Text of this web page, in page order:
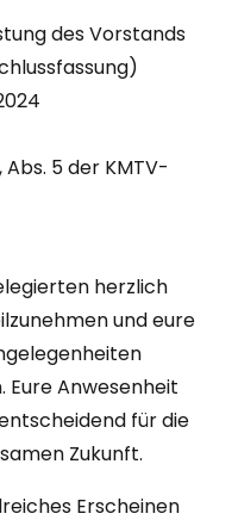
des Vorstands
5 der KMTV-
herzlich
und eure
Eure Anwesenheit
für die
Zukunft.
Erscheinen